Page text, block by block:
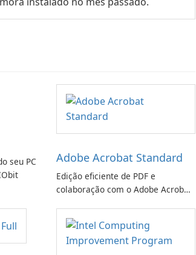
seu PC
Adobe Acrobat Standard
Edição eficiente de PDF e
colaboração com o Adobe Acrobat